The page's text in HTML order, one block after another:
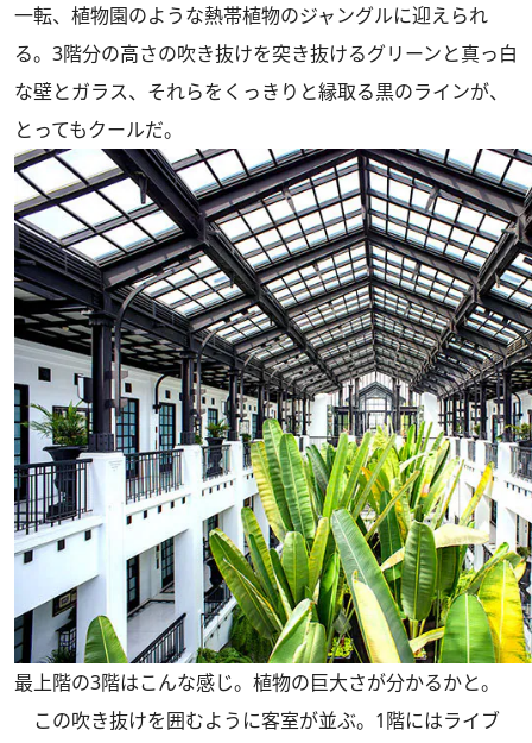
一転、植物園のような熱帯植物のジャングルに迎えられ
る。3階分の高さの吹き抜けを突き抜けるグリーンと真っ白
な壁とガラス、それらをくっきりと縁取る黒のラインが、
とってもクールだ。
最上階の3階はこんな感じ。植物の巨大さが分かるかと。
この吹き抜けを囲むように客室が並ぶ。1階にはライブ